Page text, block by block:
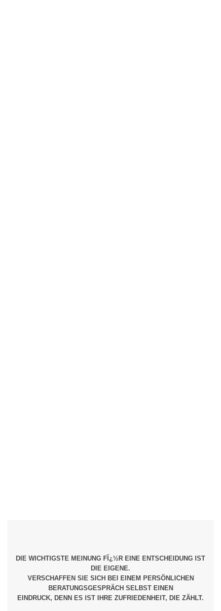
DIE WICHTIGSTE MEINUNG FÏ¿½R EINE ENTSCHEIDUNG IST
DIE EIGENE.
VERSCHAFFEN SIE SICH BEI EINEM PERSÖNLICHEN
BERATUNGSGESPRÄCH SELBST EINEN
EINDRUCK, DENN ES IST IHRE ZUFRIEDENHEIT, DIE ZÄHLT.